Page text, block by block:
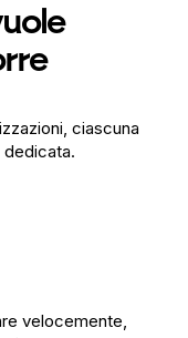
ciascuna
velocemente,